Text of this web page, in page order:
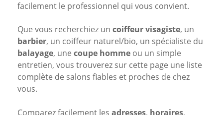
facilement le professionnel qui vous convient.
Que vous recherchiez un coiffeur visagiste, un
barbier, un coiffeur naturel/bio, un spécialiste du
balayage, une coupe homme ou un simple
entretien, vous trouverez sur cette page une liste
complète de salons fiables et proches de chez
vous.
Comparez facilement les adresses, horaires,